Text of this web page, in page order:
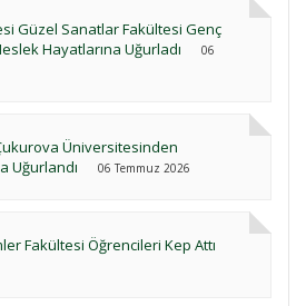
Güzel Sanatlar Fakültesi Genç
Hayatlarına Uğurladı
06
Üniversitesinden
Uğurlandı
06 Temmuz 2026
Fakültesi Öğrencileri Kep Attı